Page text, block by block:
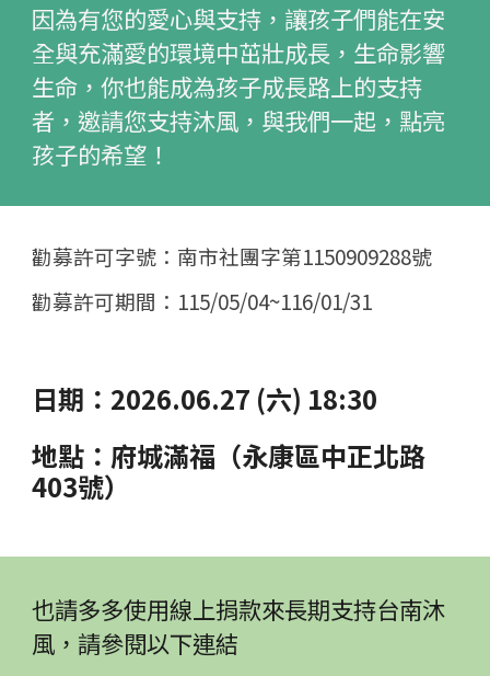
因為有您的愛心與支持，讓孩子們能在安
全與充滿愛的環境中茁壯成長，生命影響
生命，你也能成為孩子成長路上的支持
者，邀請您支持沐風，與我們一起，點亮
孩子的希望！
勸募許可字號：南市社團字第1150909288號
勸募許可期間：115/05/04~116/01/31
日期：2026.06.27 (六) 18:30
地點：府城滿福（永康區中正北路
403號）
也請多多使用線上捐款來長期支持台南沐
風，請參閱以下連結